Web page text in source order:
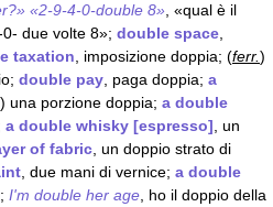
«2-9-4-0-double 8» , «qual è il
due volte 8»; double space
taxation , imposizione doppia; (ferr.)
double pay , paga doppia; a
) una porzione doppia; a double
a double whisky [espresso] , un
of fabric , un doppio strato di
, due mani di vernice; a double
I'm double her age , ho il doppio della